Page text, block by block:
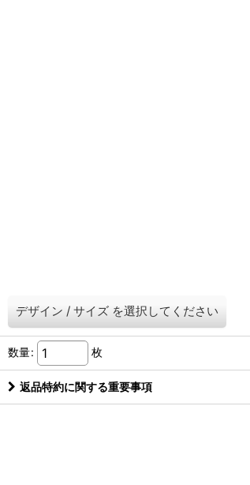
デザイン / サイズ を選択してください
数量: 枚
返品特約に関する重要事項